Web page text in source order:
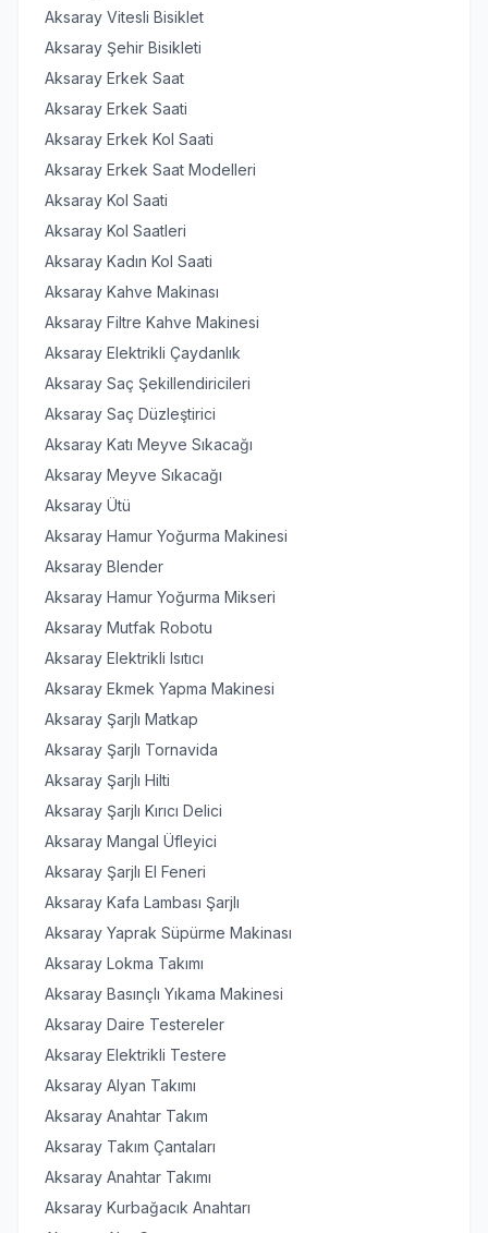
Aksaray Vitesli Bisiklet
Aksaray Şehir Bisikleti
Aksaray Erkek Saat
Aksaray Erkek Saati
Aksaray Erkek Kol Saati
Aksaray Erkek Saat Modelleri
Aksaray Kol Saati
Aksaray Kol Saatleri
Aksaray Kadın Kol Saati
Aksaray Kahve Makinası
Aksaray Filtre Kahve Makinesi
Aksaray Elektrikli Çaydanlık
Aksaray Saç Şekillendiricileri
Aksaray Saç Düzleştirici
Aksaray Katı Meyve Sıkacağı
Aksaray Meyve Sıkacağı
Aksaray Ütü
Aksaray Hamur Yoğurma Makinesi
Aksaray Blender
Aksaray Hamur Yoğurma Mikseri
Aksaray Mutfak Robotu
Aksaray Elektrikli Isıtıcı
Aksaray Ekmek Yapma Makinesi
Aksaray Şarjlı Matkap
Aksaray Şarjlı Tornavida
Aksaray Şarjlı Hilti
Aksaray Şarjlı Kırıcı Delici
Aksaray Mangal Üfleyici
Aksaray Şarjlı El Feneri
Aksaray Kafa Lambası Şarjlı
Aksaray Yaprak Süpürme Makinası
Aksaray Lokma Takımı
Aksaray Basınçlı Yıkama Makinesi
Aksaray Daire Testereler
Aksaray Elektrikli Testere
Aksaray Alyan Takımı
Aksaray Anahtar Takım
Aksaray Takım Çantaları
Aksaray Anahtar Takımı
Aksaray Kurbağacık Anahtarı